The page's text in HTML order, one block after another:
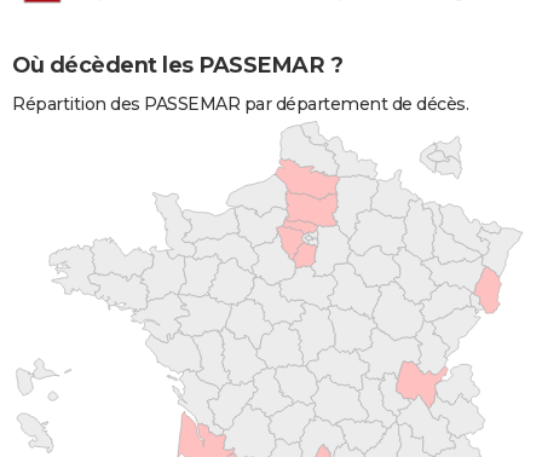
Où décèdent les PASSEMAR ?
Répartition des PASSEMAR par département de décès.